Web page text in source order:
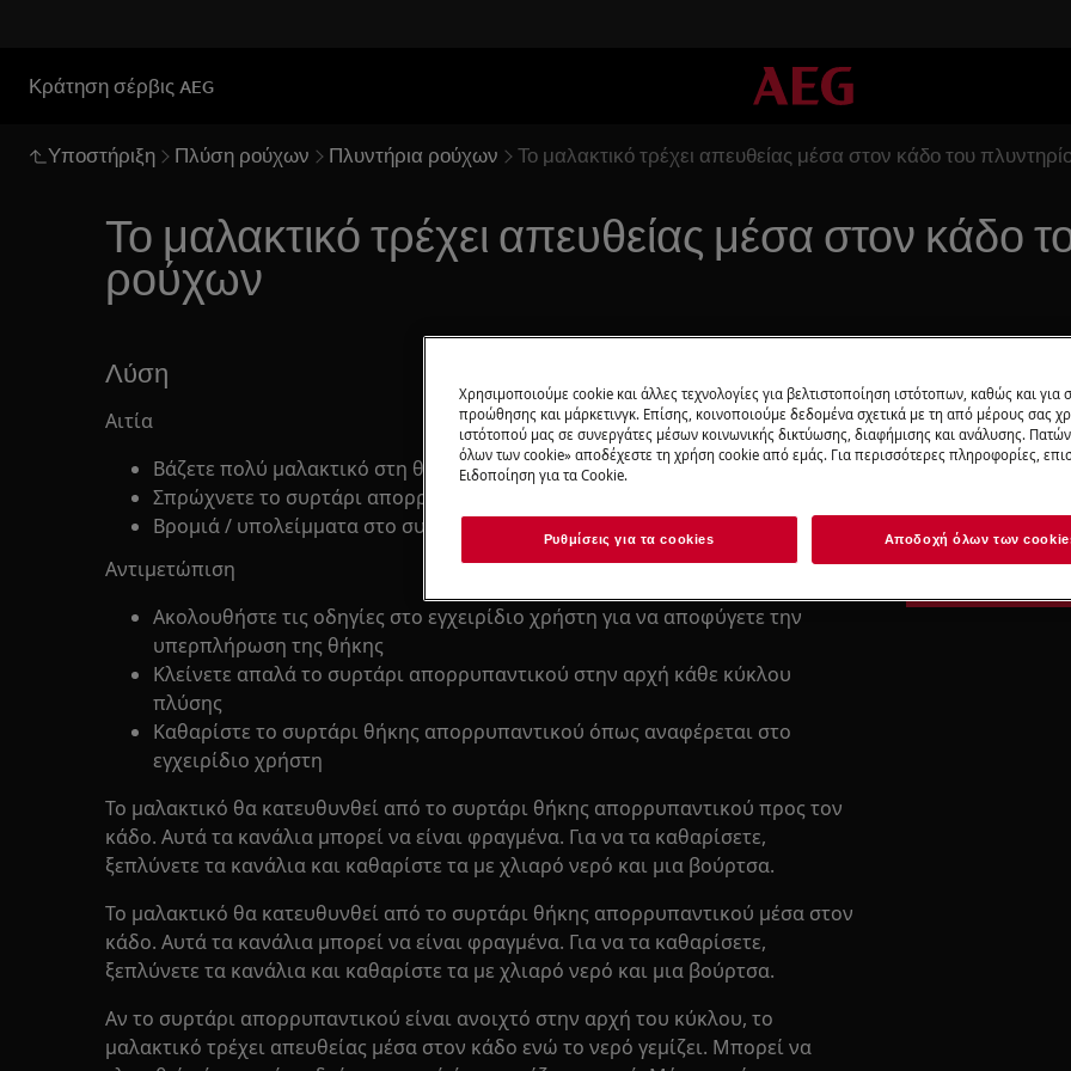
Κράτηση σέρβις AEG
Υποστήριξη Πλύση ρούχων Πλυντήρια ρούχων Το μαλακτικό τρέχει απευθείας μέσα στον κάδο του
Το μαλακτικό τρέχει απευθείας μέσα στον κάδο
ρούχων
Λύση
Αιτία
Βάζετε πολύ μαλακτικό στη θήκη.
Σπρώχνετε το συρτάρι απορρυπαντικού πολύ δυνατά
Βρομιά / υπολείμματα στο συρτάρι θήκης απορρυπαντικού
Αντιμετώπιση
Ακολουθήστε τις οδηγίες στο εγχειρίδιο χρήστη για να αποφύγετε την
υπερπλήρωση της θήκης
Κλείνετε απαλά το συρτάρι απορρυπαντικού στην αρχή κάθε κύκλου
πλύσης
Καθαρίστε το συρτάρι θήκης απορρυπαντικού όπως αναφέρεται στο
εγχειρίδιο χρήστη
Το μαλακτικό θα κατευθυνθεί από το συρτάρι θήκης απορρυπαντικού προς τον
κάδο. Αυτά τα κανάλια μπορεί να είναι φραγμένα. Για να τα καθαρίσετε,
ξεπλύνετε τα κανάλια και καθαρίστε τα με χλιαρό νερό και μια βούρτσα.
Το μαλακτικό θα κατευθυνθεί από το συρτάρι θήκης απορρυπαντικού μέσα στον
κάδο. Αυτά τα κανάλια μπορεί να είναι φραγμένα. Για να τα καθαρίσετε,
ξεπλύνετε τα κανάλια και καθαρίστε τα με χλιαρό νερό και μια βούρτσα.
Αν το συρτάρι απορρυπαντικού είναι ανοιχτό στην αρχή του κύκλου, το
μαλακτικό τρέχει απευθείας μέσα στον κάδο ενώ το νερό γεμίζει. Μπορεί να
Βρίσκεστε στο
προσφέρουμε
Χρησιμοποιούμε cookie και άλλες τεχνολογίες για βελτιστοποίηση ιστότοπων, καθώς και για
προώθησης και μάρκετινγκ. Επίσης, κοινοποιούμε δεδομένα σχετικά με τη από μέρους σας
ιστότοπού μας σε συνεργάτες μέσων κοινωνικής δικτύωσης, διαφήμισης και ανάλυσης.
όλων των cookie» αποδέχεστε τη χρήση cookie από εμάς. Για περισσότερες πληροφορίες,
Ειδοποίηση για τα Cookie.
Ρυθμίσεις για τα cookies Αποδοχή όλων των